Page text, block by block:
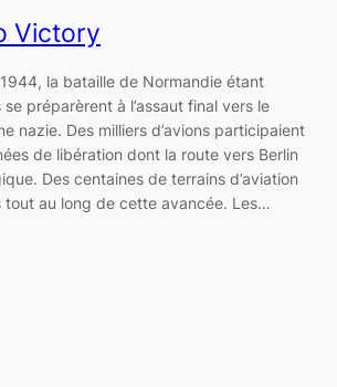
Victory
la bataille de Normandie étant
préparèrent à l’assaut final vers le
nazie. Des milliers d’avions participaient
de libération dont la route vers Berlin
Des centaines de terrains d’aviation
tout au long de cette avancée. Les…